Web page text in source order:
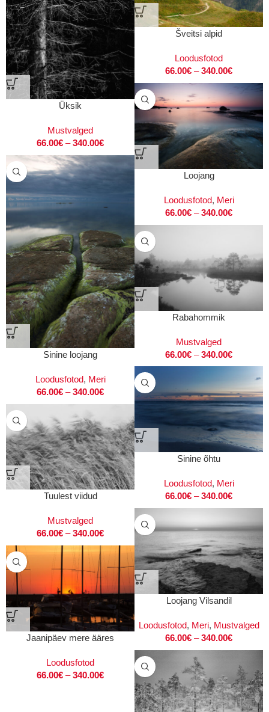
Šveitsi alpid
Loodusfotod
66.00€ – 340.00€
Üksik
Mustvalged
66.00€ – 340.00€
Loojang
Loodusfotod, Meri
66.00€ – 340.00€
Sinine loojang
Loodusfotod, Meri
66.00€ – 340.00€
Rabahommik
Mustvalged
66.00€ – 340.00€
Sinine õhtu
Loodusfotod, Meri
66.00€ – 340.00€
Tuulest viidud
Mustvalged
66.00€ – 340.00€
Loojang Vilsandil
Loodusfotod, Meri, Mustvalged
66.00€ – 340.00€
Jaanipäev mere ääres
Loodusfotod
66.00€ – 340.00€